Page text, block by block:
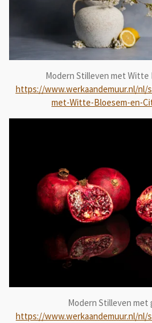
Modern Stilleven met Witte
https://www.werkaandemuur.nl/nl/
met-Witte-Bloesem-en-
Modern Stilleven met
https://www.werkaandemuur.nl/nl/